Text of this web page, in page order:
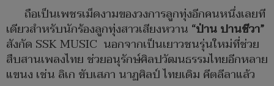
ถือเป็นเพชรเม็ดงามของวงการลูกทุ่งอีกคนหนึ่งเลยที
เดียวสำหรับนักร้องลูกทุ่งสาวเสียงหวาน “ป่าน ปานชีวา”
สังกัด SSK MUSIC นอกจากเป็นเยาวชนรุ่นใหม่ที่ช่วย
สืบสานเพลงไทย ช่วยอนุรักษ์ศิลปวัฒนธรรมไทยอีกหลาย
แขนง เช่น ลิเก ขับเสภา นาฏศิลป์ ไทยเดิม คีตลีลาแล้ว